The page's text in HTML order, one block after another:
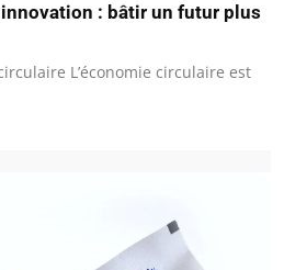
: bâtir un futur plus
L’économie circulaire est